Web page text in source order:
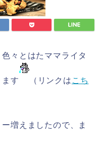
々とはたママライタ
す （リンクは こち
増えましたので、ま